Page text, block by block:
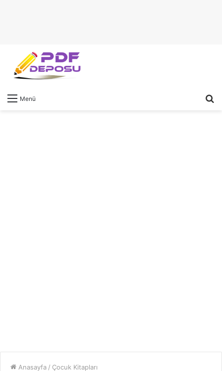
Menü
Anasayfa / Çocuk Kitapları